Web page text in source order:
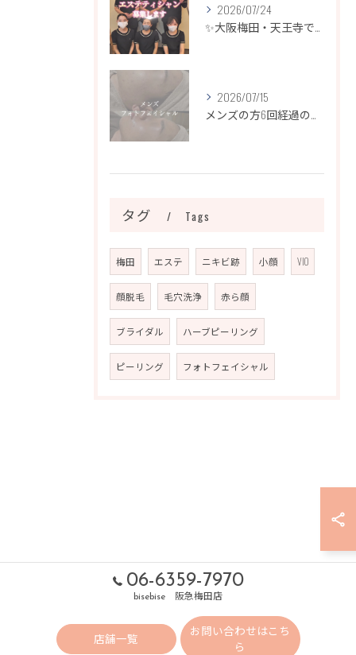
2026/07/24
✨大阪梅田・天王寺でエステティシャン募集✨
2026/07/15
メンズの方6回経過のお写真になります📷✨
タグ Tags
梅田 エステ ニキビ跡 小顔 VIO
顔脱毛 毛穴洗浄 赤ら顔
ブライダル ハーブピーリング
ピーリング フォトフェイシャル
06-6359-7970
bisebise 阪急梅田店
店舗一覧
お問い合わせはこち
ら